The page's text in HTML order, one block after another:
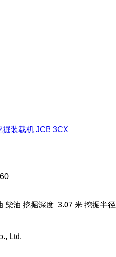
掘装载机 JCB 3CX
柴油 挖掘深度 3.07 米 挖掘半径
Ltd.